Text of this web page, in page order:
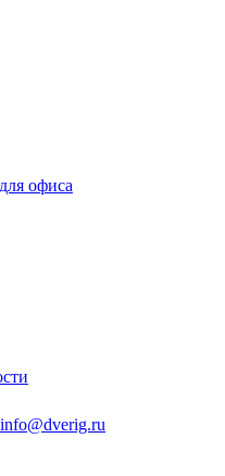
офиса
info@dverig.ru